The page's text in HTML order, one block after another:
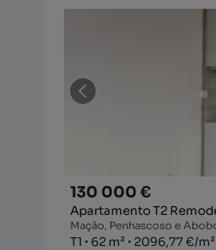
130 000 €
Apartamento T2
Mação, Penhascoso e
Tipologia
T1
Zona62 m²
Preço por metro2096,77 €/m²